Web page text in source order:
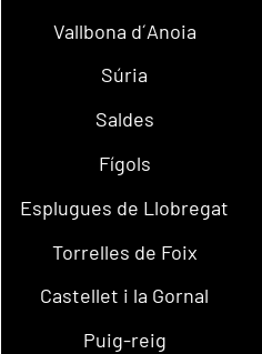
Vallbona d´Anoia
Súria
Saldes
Fígols
Esplugues de Llobregat
Torrelles de Foix
Castellet i la Gornal
Puig-reig